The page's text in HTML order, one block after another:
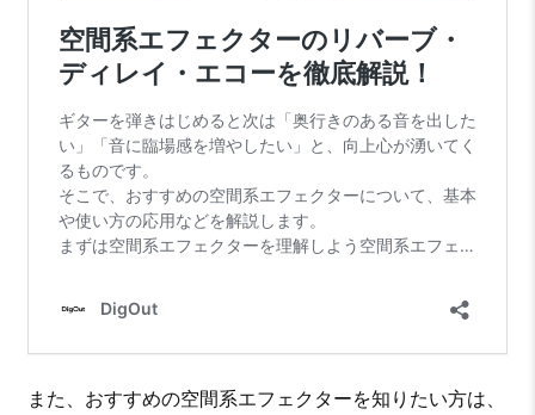
また、おすすめの空間系エフェクターを知りたい方は、